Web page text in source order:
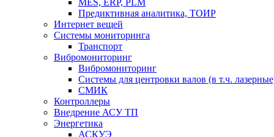
MES, ERP, PLM
Предиктивная аналитика, ТОИР
Интернет вещей
Системы мониторинга
Транспорт
Вибромониторинг
Вибромониторинг
Системы для центровки валов (в т.ч.
СМИК
Контроллеры
Внедрение АСУ ТП
Энергетика
АСКУЭ